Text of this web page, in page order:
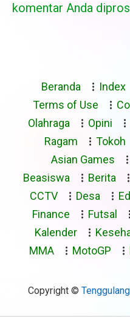
komentar Anda
Beranda Index
Terms of Use
Olahraga
Opini
Ragam
Tokoh
Asian Games
Beasiswa
Berita
CCTV
Desa
Finance
Futsal
Kalender
MMA
MotoGP
Copyright ©